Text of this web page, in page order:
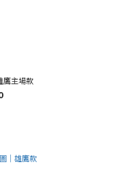
鷹主場款